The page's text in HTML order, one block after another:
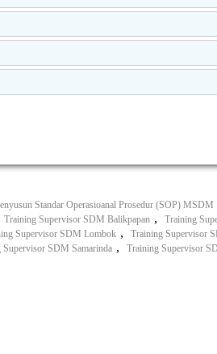
Standar Operasioanal Prosedur (SOP) MSDM
Training Supervisor SDM Balikpapan , Training
Supervisor SDM Lombok , Training Supervisor
Supervisor SDM Samarinda , Training Supervisor